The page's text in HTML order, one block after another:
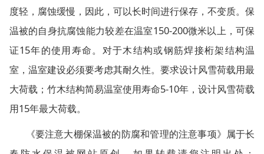
度轻，腐蚀缓慢，因此，可以长时间进行保存，不变质。保
温被的自身抗腐蚀能力较差在温室150-200微米以上，可保
证15年的使用寿命。对于木结构或钢筋焊接桁架结构温
室，温室建设必须要考虑其耐久性。要求设计风雪荷载用最
大荷载；竹木结构简易温室使用寿命5-10年，设计风雪荷载
用 15年最大荷载。
《要注意大棚保温被的防腐和管理的注意事项》属于长